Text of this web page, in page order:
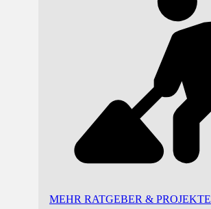
MEHR RATGEBER & PROJEKTE